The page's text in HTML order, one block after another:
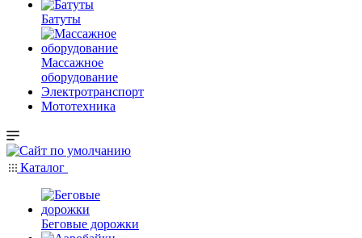
Батуты
Массажное
оборудование
Электротранспорт
Мототехника
Каталог
Беговые дорожки